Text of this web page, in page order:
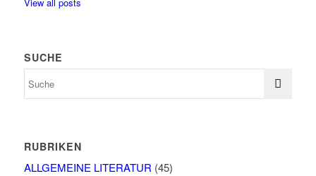
SUCHE
RUBRIKEN
ALLGEMEINE LITERATUR (45)